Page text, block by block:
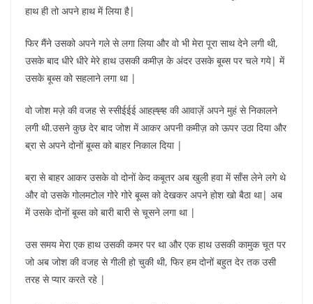
हाथ ही तो अपने हाथ में लिया है|
फिर मैंने उसको अपने गले से लगा लिया और वो भी मेरा पूरा साथ देने लगी थी,
उसके बाद धीरे धीरे मेरे हाथ उसकी कमीज़ के अंदर उसके बूब्स पर चले गये| में
उसके बूब्स को सहलाने लगा था |
वो जोश मज़े की वजह से स्सीईईई आहह्ह्ह की आवाज़ें अपने मुहं से निकालने
लगी थी.उसने कुछ देर बाद जोश में आकर अपनी कमीज़ को ऊपर उठा दिया और
ब्रा से अपने दोनों बूब्स को बाहर निकाल दिया |
ब्रा से बाहर आकर उसके वो दोनों केद कबूतर अब खुली हवा में साँस लेने लगे थे
और वो उसके गोलमटोल गोरे गोरे बूब्स को देखकर अपने होश खो बैठा था| अब
में उसके दोनों बूब्स को बारी बारी से चूसने लगा था |
उस समय मेरा एक हाथ उसकी कमर पर था और एक हाथ उसकी कामुक चूत पर
जो अब जोश की वजह से गीली हो चुकी थी, फिर हम दोनों बहुत देर तक उसी
तरह से प्यार करते रहे |